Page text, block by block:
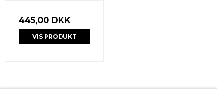
445,00 DKK
VIS PRODUKT